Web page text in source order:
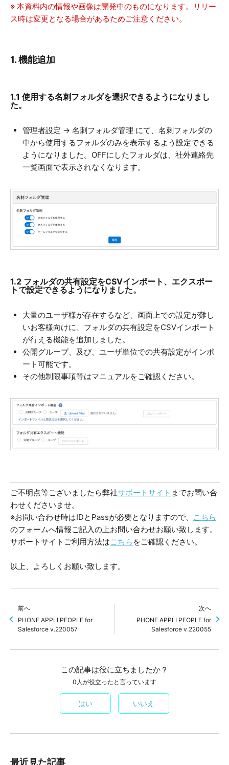
※ 本資料内の情報や画像は開発中のものになります。リリー
ス時は変更となる場合があるためご注意ください。
1. 機能追加
1.1 使用する名刺フォルダを選択できるようになりまし
た。
管理者設定 → 名刺フォルダ管理 にて、名刺フォルダの
中から使用するフォルダのみを表示するよう設定できる
ようになりました。OFFにしたフォルダは、社外連絡先
一覧画面で表示されなくなります。
1.2 フォルダの共有設定をCSVインポート、エクスポー
トで設定できるようになりました。
大量のユーザ様が存在するなど、画面上での設定が難し
いお客様向けに、フォルダの共有設定をCSVインポート
が行える機能を追加しました。
公開グループ、及び、ユーザ単位での共有設定がインポ
ート可能です。
その他制限事項等はマニュアルをご確認ください。
ご不明点等ございましたら弊社サポートサイト までお問い合
わせくださいませ。
※お問い合わせ時はIDとPassが必要となりますので、
こちら
のフォームへ情報ご記入の上お問い合わせお願い致します。
サポートサイトご利用方法はこちら をご確認ください。
以上、よろしくお願い致します。
前へ
PHONE APPLI PEOPLE for
Salesforce v.220057
次へ
PHONE APPLI PEOPLE for
Salesforce v.220055
この記事は役に立ちましたか？
0人が役立ったと言っています
はい いいえ
最近見た記事